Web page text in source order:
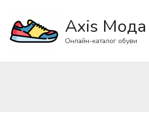
Axis Мода
Онлайн-каталог обуви